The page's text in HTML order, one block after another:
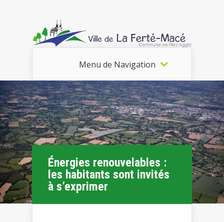
Menu de Navigation
Énergies renouvelables :
les habitants sont invités
à s’exprimer